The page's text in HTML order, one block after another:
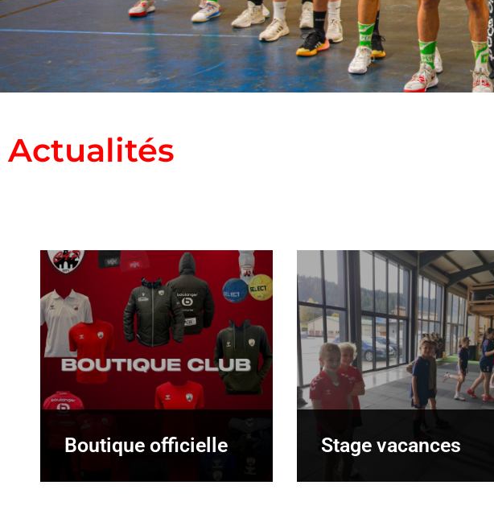
Nationale 3
Actualités
Boutique officielle Stage vacances